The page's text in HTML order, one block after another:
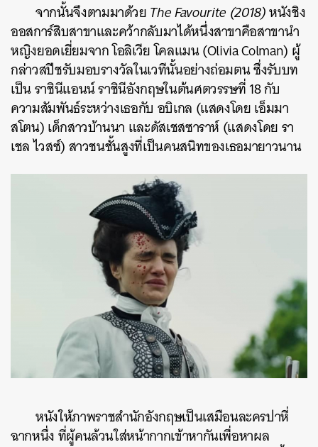
จากนั้นจึงตามมาด้วยThe Favourite (2018)หนังชิง
ออสการ์สิบสาขาและคว้ากลับมาได้หนึ่งสาขาคือสาขานำ
หญิงยอดเยี่ยมจาก โอลิเวีย โคลแมน (Olivia Colman) ผู้
กล่าวสปีชรับมอบรางวัลในเวทีนั้นอย่างถ่อมตน ซึ่งรับบท
เป็น ราชินีแอนน์ ราชินีอังกฤษในต้นศตวรรษที่ 18 กับ
ความสัมพันธ์ระหว่างเธอกับ อบิเกล (แสดงโดย เอ็มมา
สโตน) เด็กสาวบ้านนา และดัสเชสซาราห์ (แสดงโดย รา
เชล ไวสซ์) สาวชนชั้นสูงที่เป็นคนสนิทของเธอมายาวนาน
หนังให้ภาพราชสำนักอังกฤษเป็นเสมือนละครปาหี่
ฉากหนึ่ง ที่ผู้คนล้วนใส่หน้ากากเข้าหากันเพื่อหาผล